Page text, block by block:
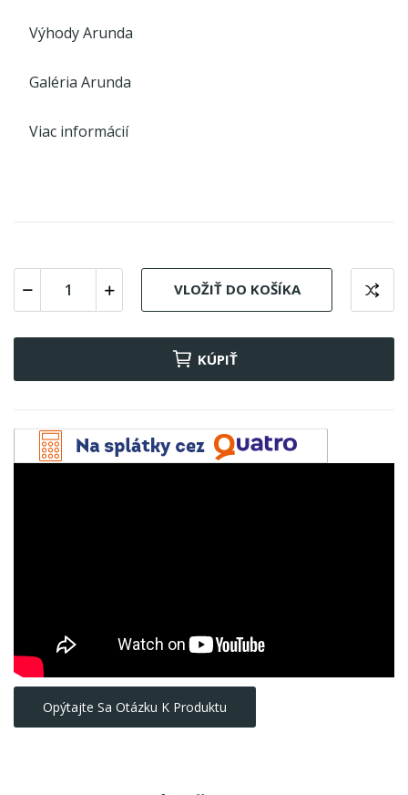
Výhody Arunda
Galéria Arunda
Viac informácií
VLOŽIŤ DO KOŠÍKA
KÚPIŤ
Opýtajte Sa Otázku K Produktu